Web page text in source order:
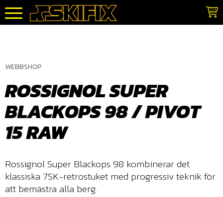
Meny
WEBBSHOP
ROSSIGNOL SUPER
BLACKOPS 98 / PIVOT
15 RAW
Rossignol Super Blackops 98 kombinerar det
klassiska 7SK-retrostuket med progressiv teknik för
att bemästra alla berg.